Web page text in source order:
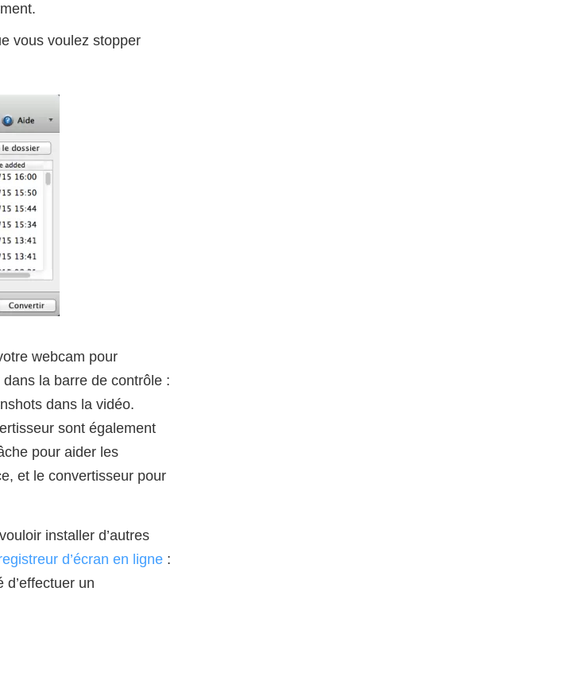
vous voulez stopper
webcam pour
la barre de contrôle :
dans la vidéo.
sont également
pour aider les
et le convertisseur pour
installer d’autres
d’écran en ligne :
un